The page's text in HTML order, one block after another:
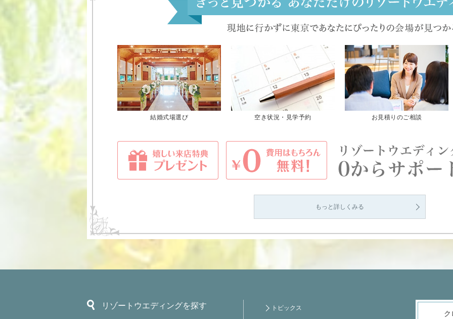
結婚式場選び 空き状況・見学予約 お見積りのご相談
もっと詳しくみる
リゾートウエディングを探す トピックス
ク